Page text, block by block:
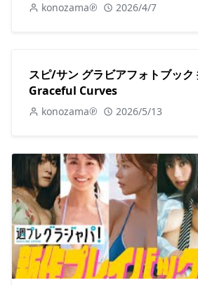
konozama℗ 2026/4/7
スピ/サン グラビアフォトブッ
Graceful Curves
konozama℗ 2026/5/13